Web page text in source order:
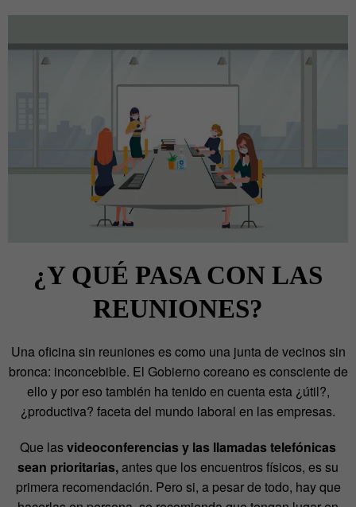
¿Y QUÉ PASA CON LAS
REUNIONES?
Una oficina sin reuniones es como una junta de vecinos sin
bronca: inconcebible. El Gobierno coreano es consciente de
ello y por eso también ha tenido en cuenta esta ¿útil?,
¿productiva? faceta del mundo laboral en las empresas.
Que lasvideoconferencias y las llamadas telefónicas
sean prioritarias,antes que los encuentros físicos, es su
primera recomendación. Pero si, a pesar de todo, hay que